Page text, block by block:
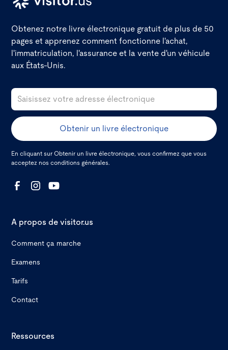
Obtenez notre livre électronique gratuit de plus de 50
pages et apprenez comment fonctionne l'achat,
l'immatriculation, l'assurance et la vente d'un véhicule
aux États-Unis.
En cliquant sur Obtenir un livre électronique, vous confirmez que vous
acceptez nosconditions générales.
A propos de visitor.us
Comment ça marche
Examens
Tarifs
Contact
Ressources